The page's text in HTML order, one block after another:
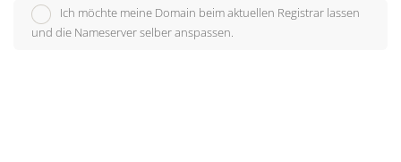
Ich möchte meine Domain beim aktuellen Registrar lassen
und die Nameserver selber anspassen.